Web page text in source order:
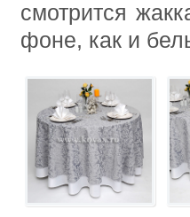
смотрится
фоне, как и